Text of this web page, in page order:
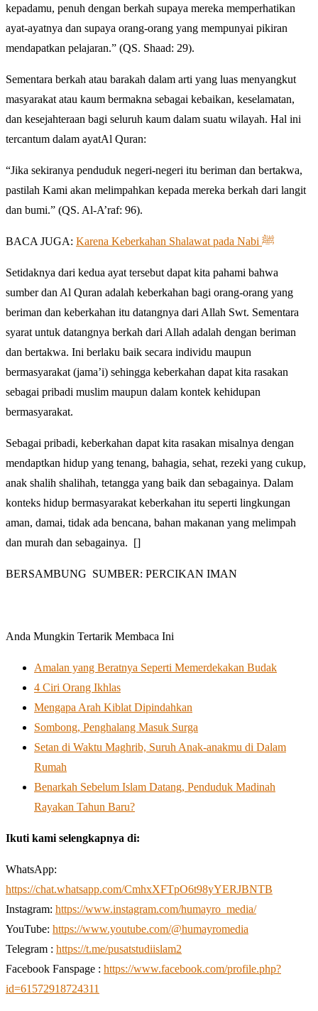
kepadamu, penuh dengan berkah supaya mereka memperhatikan
ayat-ayatnya dan supaya orang-orang yang mempunyai pikiran
mendapatkan pelajaran.” (QS. Shaad: 29).
Sementara berkah atau barakah dalam arti yang luas menyangkut
masyarakat atau kaum bermakna sebagai kebaikan, keselamatan,
dan kesejahteraan bagi seluruh kaum dalam suatu wilayah. Hal ini
tercantum dalam ayatAl Quran:
“Jika sekiranya penduduk negeri-negeri itu beriman dan bertakwa,
pastilah Kami akan melimpahkan kepada mereka berkah dari langit
dan bumi.” (QS. Al-A’raf: 96).
BACA JUGA: Karena Keberkahan Shalawat pada Nabi ﷺ
Setidaknya dari kedua ayat tersebut dapat kita pahami bahwa
sumber dan Al Quran adalah keberkahan bagi orang-orang yang
beriman dan keberkahan itu datangnya dari Allah Swt. Sementara
syarat untuk datangnya berkah dari Allah adalah dengan beriman
dan bertakwa. Ini berlaku baik secara individu maupun
bermasyarakat (jama’i) sehingga keberkahan dapat kita rasakan
sebagai pribadi muslim maupun dalam kontek kehidupan
bermasyarakat.
Sebagai pribadi, keberkahan dapat kita rasakan misalnya dengan
mendaptkan hidup yang tenang, bahagia, sehat, rezeki yang cukup,
anak shalih shalihah, tetangga yang baik dan sebagainya. Dalam
konteks hidup bermasyarakat keberkahan itu seperti lingkungan
aman, damai, tidak ada bencana, bahan makanan yang melimpah
dan murah dan sebagainya. []
BERSAMBUNG SUMBER: PERCIKAN IMAN
Anda Mungkin Tertarik Membaca Ini
Amalan yang Beratnya Seperti Memerdekakan Budak
4 Ciri Orang Ikhlas
Mengapa Arah Kiblat Dipindahkan
Sombong, Penghalang Masuk Surga
Setan di Waktu Maghrib, Suruh Anak-anakmu di Dalam
Rumah
Benarkah Sebelum Islam Datang, Penduduk Madinah
Rayakan Tahun Baru?
Ikuti kami selengkapnya di:
WhatsApp:
https://chat.whatsapp.com/CmhxXFTpO6t98yYERJBNTB
Instagram: https://www.instagram.com/humayro_media/
YouTube: https://www.youtube.com/@humayromedia
Telegram : https://t.me/pusatstudiislam2
Facebook Fanspage : https://www.facebook.com/profile.php?
id=61572918724311